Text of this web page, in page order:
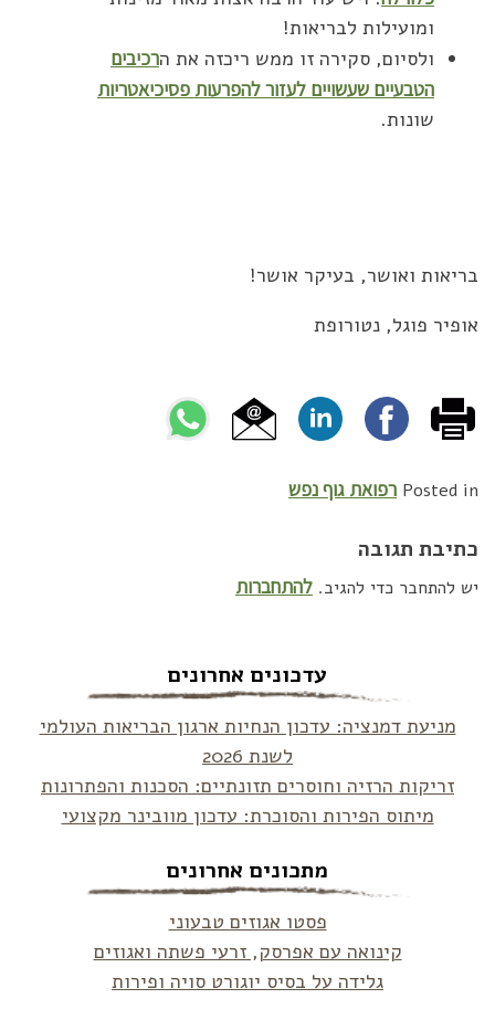
ומועילות לבריאות!
ולסיום, סקירה זו ממש ריכזה את הרכיבים
הטבעיים שעשויים לעזור להפרעות פסיכיאטריות
שונות.
בריאות ואושר, בעיקר אושר!
אופיר פוגל, נטורופת
Posted in רפואת גוף נפש
כתיבת תגובה
יש להתחבר כדי להגיב. להתחברות
עדכונים אחרונים
מניעת דמנציה: עדכון הנחיות ארגון הבריאות העולמי
לשנת 2026
זריקות הרזיה וחוסרים תזונתיים: הסכנות והפתרונות
מיתוס הפירות והסוכרת: עדכון מוובינר מקצועי
מתכונים אחרונים
פסטו אגוזים טבעוני
קינואה עם אפרסק, זרעי פשתה ואגוזים
גלידה על בסיס יוגורט סויה ופירות